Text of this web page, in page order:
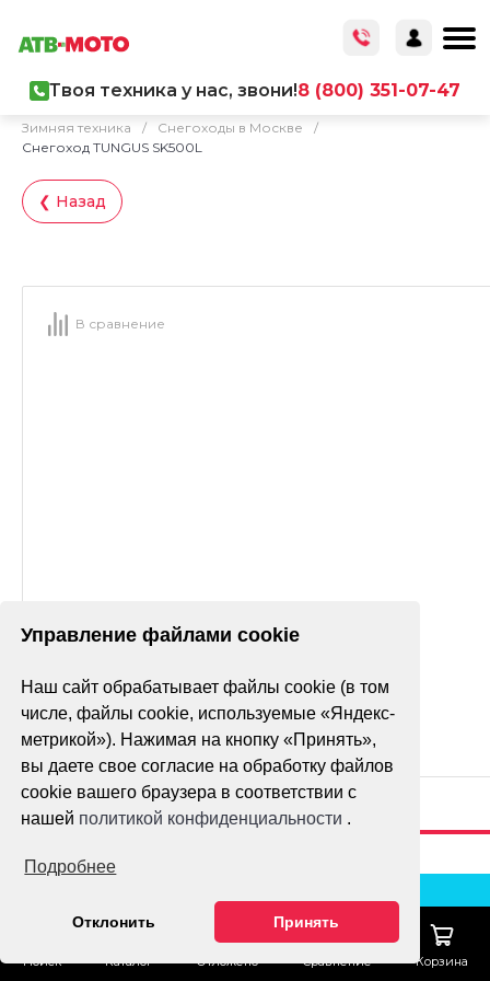
Управление файлами cookie
Наш сайт обрабатывает файлы cookie (в том
числе, файлы cookie, используемые «Яндекс-
метрикой»). Нажимая на кнопку «Принять»,
вы даете свое согласие на обработку файлов
cookie вашего браузера в соответствии с
нашей политикой конфиденциальности .
Подробнее
Отклонить Принять
Поиск Каталог Отложено Сравнение Корзина
Твоя техника у нас, звони!8 (800) 351-07-47
Зимняя техника
/ Снегоходы в Москве
/
Снегоход TUNGUS SK500L
❮ Назад
В сравнение